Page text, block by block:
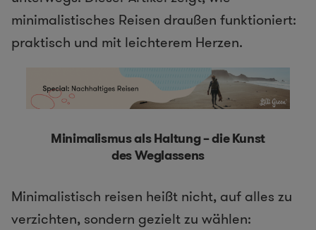
minimalistisches Reisen draußen funktioniert:
praktisch und mit leichterem Herzen.
Minimalismus als Haltung – die Kunst
des Weglassens
Minimalistisch reisen heißt nicht, auf alles zu
verzichten, sondern gezielt zu wählen: